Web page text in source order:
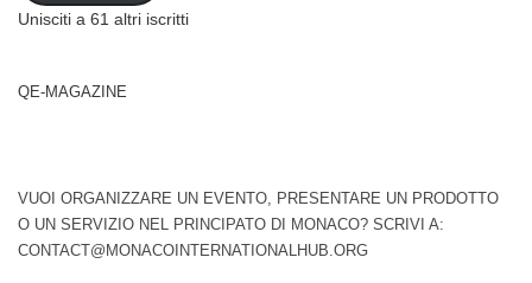
Unisciti a 61 altri iscritti
QE-MAGAZINE
VUOI ORGANIZZARE UN EVENTO, PRESENTARE UN PRODOTTO
O UN SERVIZIO NEL PRINCIPATO DI MONACO? SCRIVI A:
CONTACT@MONACOINTERNATIONALHUB.ORG